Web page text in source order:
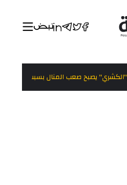
"الكشري" يصبح صعب المنال بسبب الأزمة